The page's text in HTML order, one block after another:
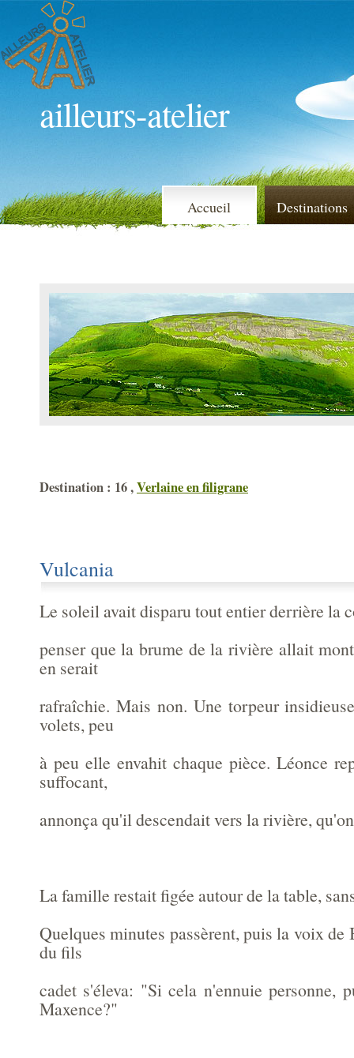
ailleurs-atelier
Accueil Destinations
Destination : 16 ,Verlaine en filigrane
Vulcania
Le soleil avait disparu tout entier derrière la
penser que la brume de la rivière allait
en serait
rafraîchie. Mais non. Une torpeur
volets, peu
à peu elle envahit chaque pièce. Léonce
suffocant,
annonça qu'il descendait vers la rivière,
La famille restait figée autour de la table,
Quelques minutes passèrent, puis la voix de
du fils
cadet s'éleva: "Si cela n'ennuie personne,
Maxence?"